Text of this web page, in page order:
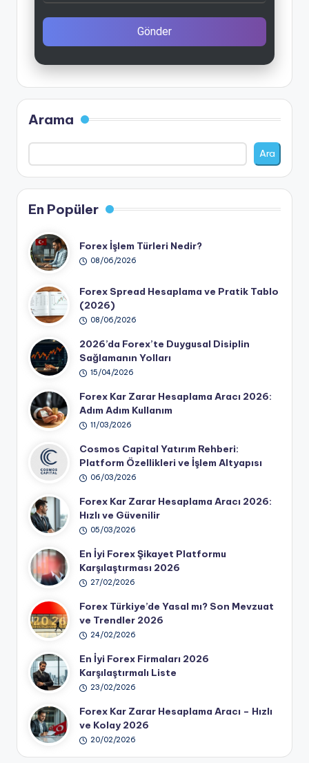
Gönder
Arama
Ara
En Popüler
Forex İşlem Türleri Nedir?
08/06/2026
Forex Spread Hesaplama ve Pratik Tablo
(2026)
08/06/2026
2026’da Forex’te Duygusal Disiplin
Sağlamanın Yolları
15/04/2026
Forex Kar Zarar Hesaplama Aracı 2026:
Adım Adım Kullanım
11/03/2026
Cosmos Capital Yatırım Rehberi:
Platform Özellikleri ve İşlem Altyapısı
06/03/2026
Forex Kar Zarar Hesaplama Aracı 2026:
Hızlı ve Güvenilir
05/03/2026
En İyi Forex Şikayet Platformu
Karşılaştırması 2026
27/02/2026
Forex Türkiye’de Yasal mı? Son Mevzuat
ve Trendler 2026
24/02/2026
En İyi Forex Firmaları 2026
Karşılaştırmalı Liste
23/02/2026
Forex Kar Zarar Hesaplama Aracı – Hızlı
ve Kolay 2026
20/02/2026